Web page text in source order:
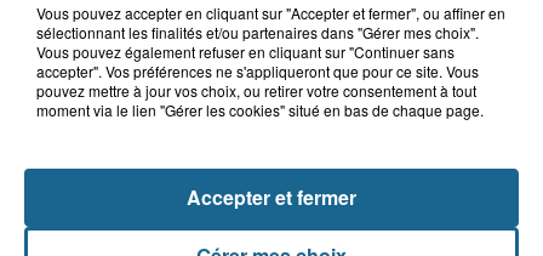
NOS AUTRES PODCASTS
Vous pouvez accepter en cliquant sur "Accepter et fermer", ou affiner en
sélectionnant les finalités et/ou partenaires dans "Gérer mes choix".
Vous pouvez également refuser en cliquant sur "Continuer sans
accepter". Vos préférences ne s'appliqueront que pour ce site. Vous
pouvez mettre à jour vos choix, ou retirer votre consentement à tout
moment via le lien "Gérer les cookies" situé en bas de chaque page.
Accepter et fermer